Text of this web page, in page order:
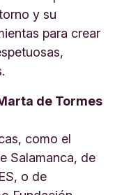
y su
para crear
de Tormes
como el
Salamanca, de
o de